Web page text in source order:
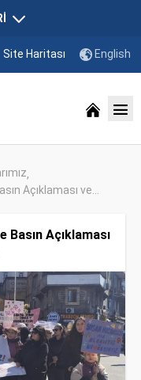
Site Haritası English
Açıklaması ve...
Basın Açıklaması